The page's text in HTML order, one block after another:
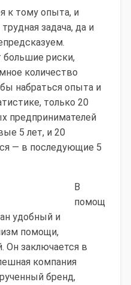
к тому опыта, и
задача, да и
большие риски,
количество
набраться опыта и
только 20
предпринимателей
5 лет, и 20
— в последующие 5
В
помощ
удобный и
помощи,
заключается в
компания
бренд,